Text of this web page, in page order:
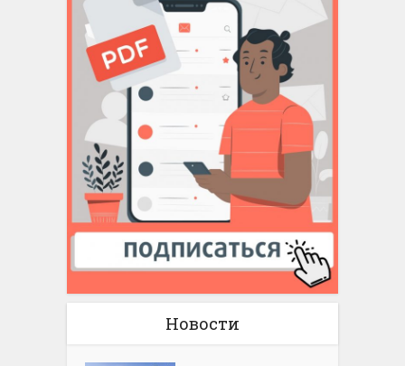
Новости